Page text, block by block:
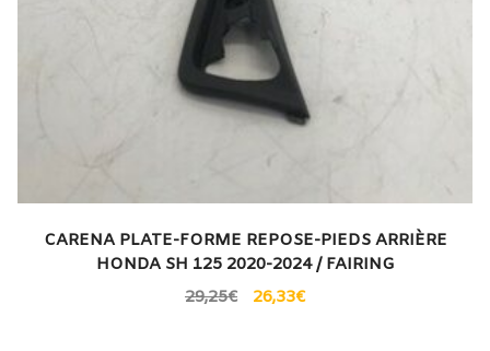
CARENA PLATE-FORME REPOSE-PIEDS ARRIÈRE
HONDA SH 125 2020-2024 / FAIRING
29,25€ 26,33€